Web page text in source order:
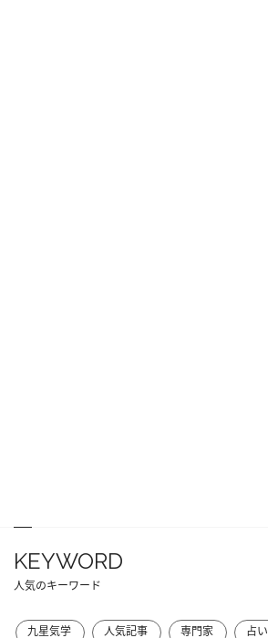
KEYWORD
人気のキーワード
九星気学 人気記事 専門家 占い